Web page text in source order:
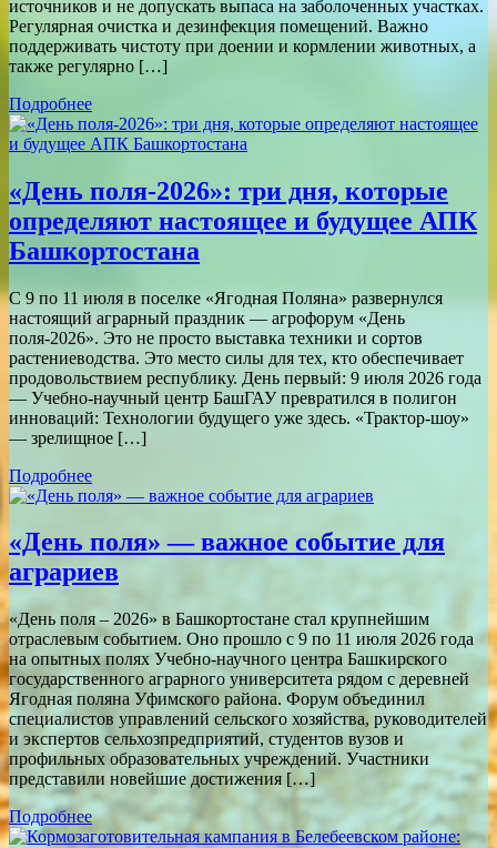
источников и не допускать выпаса на заболоченных участках.
Регулярная очистка и дезинфекция помещений. Важно
поддерживать чистоту при доении и кормлении животных, а
также регулярно […]
Подробнее
«День поля-2026»: три дня, которые
определяют настоящее и будущее АПК
Башкортостана
С 9 по 11 июля в поселке «Ягодная Поляна» развернулся
настоящий аграрный праздник — агрофорум «День
поля-2026». Это не просто выставка техники и сортов
растениеводства. Это место силы для тех, кто обеспечивает
продовольствием республику. День первый: 9 июля 2026 года
— Учебно-научный центр БашГАУ превратился в полигон
инноваций: Технологии будущего уже здесь. «Трактор-шоу»
— зрелищное […]
Подробнее
«День поля» — важное событие для
аграриев
«День поля – 2026» в Башкортостане стал крупнейшим
отраслевым событием. Оно прошло с 9 по 11 июля 2026 года
на опытных полях Учебно-научного центра Башкирского
государственного аграрного университета рядом с деревней
Ягодная поляна Уфимского района. Форум объединил
специалистов управлений сельского хозяйства, руководителей
и экспертов сельхозпредприятий, студентов вузов и
профильных образовательных учреждений. Участники
представили новейшие достижения […]
Подробнее